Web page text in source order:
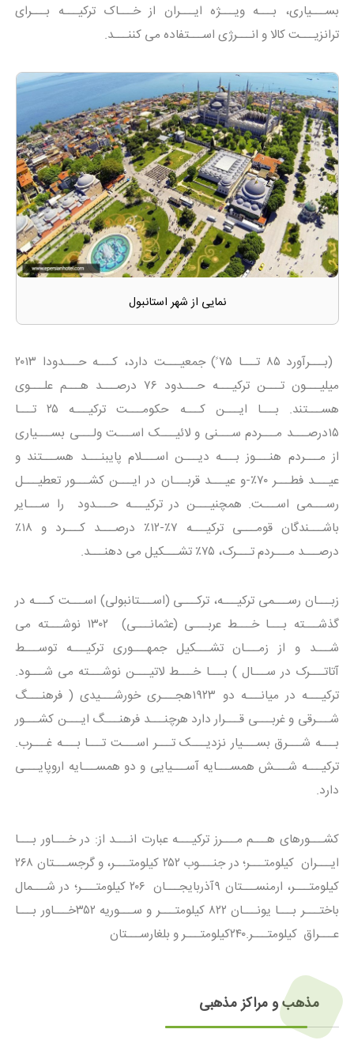
بســـیاری، بـــه ویـــژه ایـــران از خـــاک ترکیـــه بـــرای
ترانزیـــت کالا و انـــرژی اســـتفاده می کننـــد.
نمایی از شهر استانبول
(بـــرآورد ۸۵ تـــا ۷۵ ً) جمعیـــت دارد، کـــه حـــدودا ۲۰۱۳
میلیـــون تـــن ترکیـــه حـــدود ۷۶ درصـــد هـــم علـــوی
هســـتند. بـــا ایـــن کـــه حکومـــت ترکیـــه ۲۵ تـــا
۱۵درصـــد مـــردم ســـنی و لائیـــک اســـت ولـــی بســـیاری
از مـــردم هنـــوز بـــه دیـــن اســـلام پایبنـــد هســـتند و
عیـــد فطـــر ۷۰٪-و عیـــد قربـــان در ایـــن کشـــور تعطیـــل
رســـمی اســـت. همچنیـــن در ترکیـــه حـــدود را ســـایر
باشـــندگان قومـــی ترکیـــه ۷٪-۱۲٪ درصـــد کـــرد و ۱۸٪
درصـــد مـــردم تـــرک، ۷۵٪ تشـــکیل می دهنـــد.
زبـــان رســـمی ترکیـــه، ترکـــی (اســـتانبولی) اســـت کـــه در
گذشـــته بـــا خـــط عربـــی (عثمانـــی) ۱۳۰۲ نوشـــته می
شـــد و از زمـــان تشـــکیل جمهـــوری ترکیـــه توســـط
آتاتـــرک در ســـال ) بـــا خـــط لاتیـــن نوشـــته می شـــود.
ترکیـــه در میانـــه دو ۱۹۲۳هجـــری خورشـــیدی ( فرهنـــگ
شـــرقی و غربـــی قـــرار دارد هرچنـــد فرهنـــگ ایـــن کشـــور
بـــه شـــرق بســـیار نزدیـــک تـــر اســـت تـــا بـــه غـــرب.
ترکیـــه شـــش همســـایه آســـیایی و دو همســـایه اروپایـــی
دارد.
کشـــورهای هـــم مـــرز ترکیـــه عبارت انـــد از: در خـــاور بـــا
ایـــران کیلومتـــر؛ در جنـــوب ۲۵۲ کیلومتـــر، و گرجســـتان ۲۶۸
کیلومتـــر، ارمنســـتان ۹آذربایجـــان ۲۰۶ کیلومتـــر؛ در شـــمال
باختـــر بـــا یونـــان ۸۲۲ کیلومتـــر و ســـوریه ۳۵۲خـــاور بـــا
عـــراق کیلومتـــر.۲۴۰کیلومتـــر و بلغارســـتان
مذهب و مراکز مذهبی